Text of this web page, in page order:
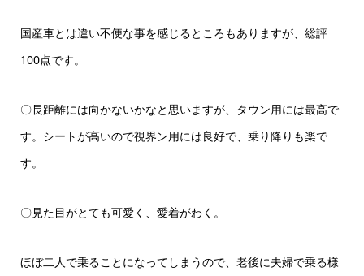
国産車とは違い不便な事を感じるところもありますが、総評
100点です。
〇長距離には向かないかなと思いますが、タウン用には最高で
す。シートが高いので視界ン用には良好で、乗り降りも楽で
す。
〇見た目がとても可愛く、愛着がわく。
ほぼ二人で乗ることになってしまうので、老後に夫婦で乗る様